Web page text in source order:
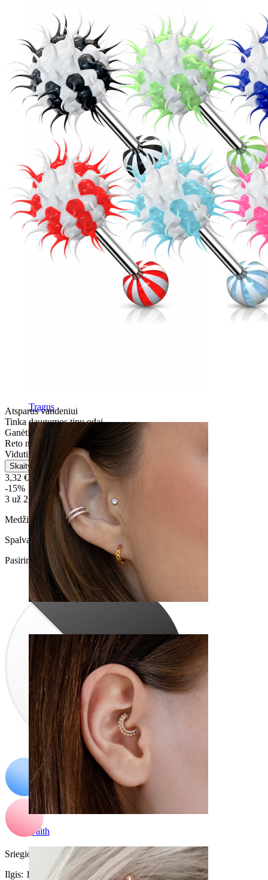
Helix
Tragus
Conch
Daith
Atsparus vandeniui
Tinka daugumos tipų odai
Ganėtinai lengvas
Reto naudojimo
Vidutinio patvarimo
Skaityti daugiau
3,32 € 3,90 €
-15%
3 už 2
Medžiaga:
Chirurginis plienas / Akrilas
Spalva:
Pasirinkite Spalva
Sriegio storis:
1,6 mm
Ilgis: 16 mm